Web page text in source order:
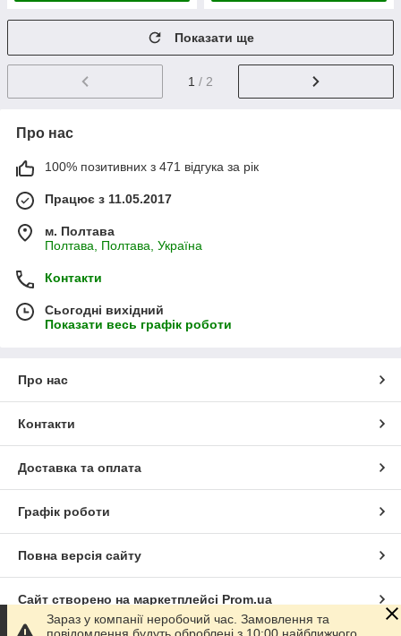
Показати ще
1 / 2
Про нас
100% позитивних з 471 відгука за рік
Працює з 11.05.2017
м. Полтава
Полтава, Полтава, Україна
Контакти
Сьогодні вихідний
Показати весь графік роботи
Про нас
Контакти
Доставка та оплата
Графік роботи
Повна версія сайту
Сайт створено на маркетплейсі Prom.ua
Зараз у компанії неробочий час. Замовлення та